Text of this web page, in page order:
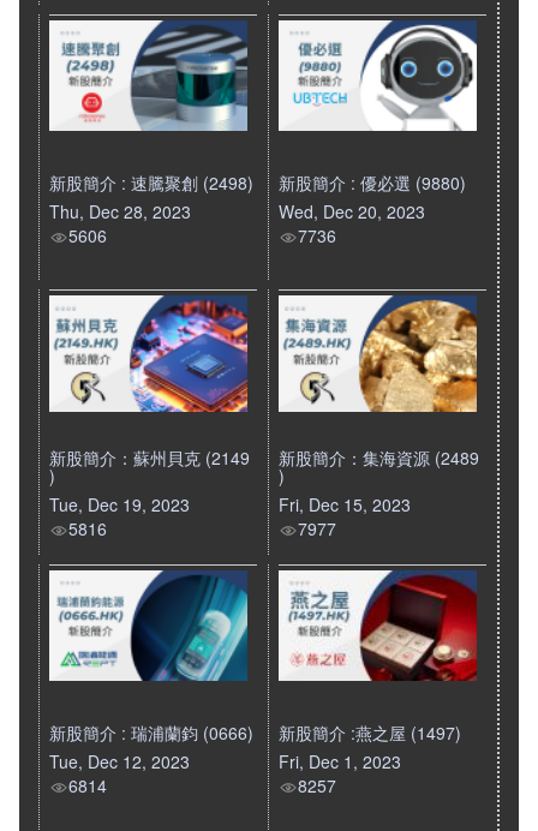
新股簡介 : 速騰聚創 (2498)
Thu, Dec 28, 2023
5606
新股簡介 : 優必選 (9880)
Wed, Dec 20, 2023
7736
新股簡介：蘇州貝克 (2149
)
Tue, Dec 19, 2023
5816
新股簡介：集海資源 (2489
)
Fri, Dec 15, 2023
7977
新股簡介 : 瑞浦蘭鈞 (0666)
Tue, Dec 12, 2023
6814
新股簡介 :燕之屋 (1497)
Fri, Dec 1, 2023
8257